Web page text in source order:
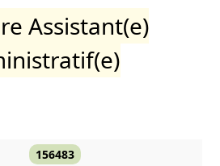
Assistant(e)
156483